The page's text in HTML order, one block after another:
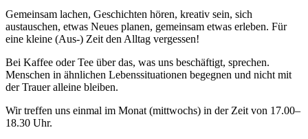
Gemeinsam lachen, Geschichten hören, kreativ sein, sich
austauschen, etwas Neues planen, gemeinsam etwas erleben. Für
eine kleine (Aus-) Zeit den Alltag vergessen!
Bei Kaffee oder Tee über das, was uns beschäftigt, sprechen.
Menschen in ähnlichen Lebenssituationen begegnen und nicht mit
der Trauer alleine bleiben.
Wir treffen uns einmal im Monat (mittwochs) in der Zeit von 17.00–
18.30 Uhr.